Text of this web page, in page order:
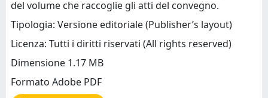
del volume che raccoglie gli atti del convegno.
Tipologia: Versione editoriale (Publisher’s layout)
Licenza: Tutti i diritti riservati (All rights reserved)
Dimensione 1.17 MB
Formato Adobe PDF